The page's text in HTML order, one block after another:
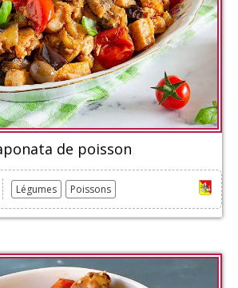
de poisson
Légumes Poissons